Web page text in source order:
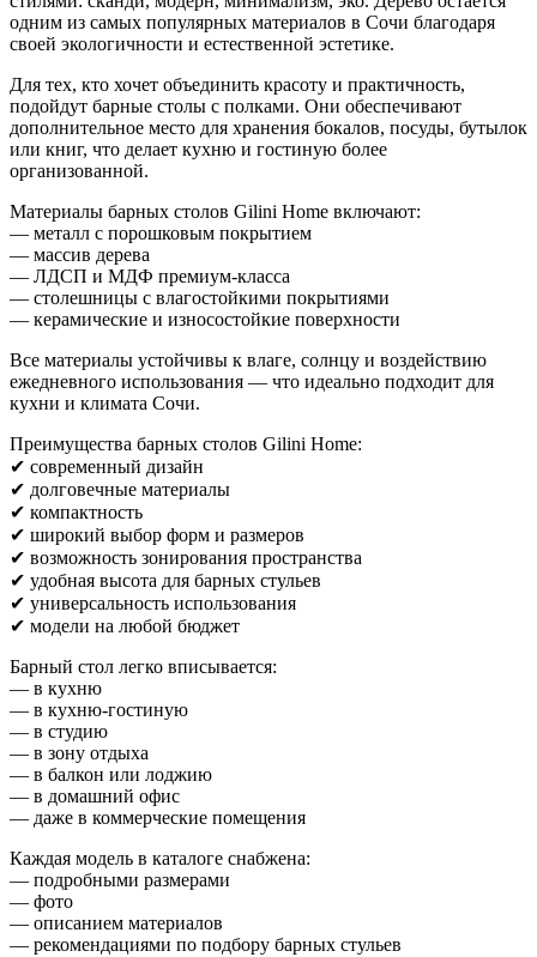
одним из самых популярных материалов в Сочи благодаря
своей экологичности и естественной эстетике.
Для тех, кто хочет объединить красоту и практичность,
подойдут барные столы с полками. Они обеспечивают
дополнительное место для хранения бокалов, посуды, бутылок
или книг, что делает кухню и гостиную более
организованной.
Материалы барных столов Gilini Home включают:
— металл с порошковым покрытием
— массив дерева
— ЛДСП и МДФ премиум-класса
— столешницы с влагостойкими покрытиями
— керамические и износостойкие поверхности
Все материалы устойчивы к влаге, солнцу и воздействию
ежедневного использования — что идеально подходит для
кухни и климата Сочи.
Преимущества барных столов Gilini Home:
✔ современный дизайн
✔ долговечные материалы
✔ компактность
✔ широкий выбор форм и размеров
✔ возможность зонирования пространства
✔ удобная высота для барных стульев
✔ универсальность использования
✔ модели на любой бюджет
Барный стол легко вписывается:
— в кухню
— в кухню-гостиную
— в студию
— в зону отдыха
— в балкон или лоджию
— в домашний офис
— даже в коммерческие помещения
Каждая модель в каталоге снабжена:
— подробными размерами
— фото
— описанием материалов
— рекомендациями по подбору барных стульев